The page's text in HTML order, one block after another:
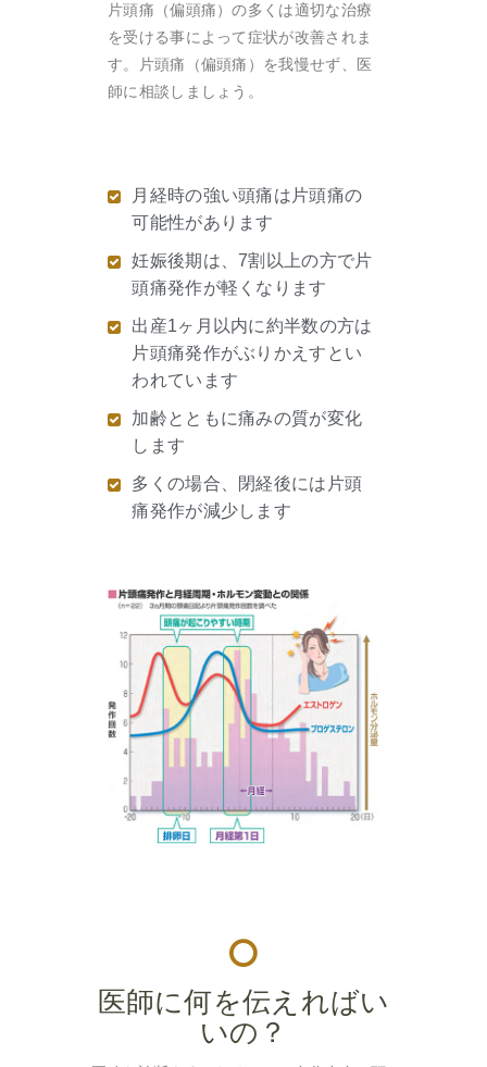
片頭痛（偏頭痛）の多くは適切な治療
を受ける事によって症状が改善されま
す。片頭痛（偏頭痛）を我慢せず、医
師に相談しましょう。
月経時の強い頭痛は片頭痛の
可能性があります
妊娠後期は、7割以上の方で片
頭痛発作が軽くなります
出産1ヶ月以内に約半数の方は
片頭痛発作がぶりかえすとい
われています
加齢とともに痛みの質が変化
します
多くの場合、閉経後には片頭
痛発作が減少します
医師に何を伝えればい
いの？